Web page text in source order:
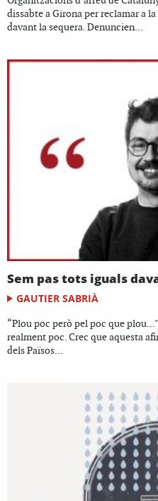
dissabte a Girona per reclamar a
davant la sequera. Denuncien...
Sem pas tots iguals
GAUTIER SABRIÀ
“Plou poc però pel poc que
realment poc. Crec que aquesta
dels Països...